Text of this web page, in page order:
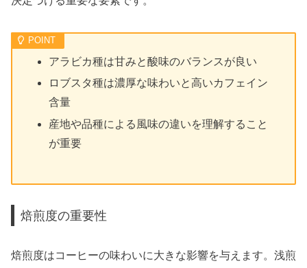
アラビカ種は甘みと酸味のバランスが良い
ロブスタ種は濃厚な味わいと高いカフェイン
含量
産地や品種による風味の違いを理解すること
が重要
焙煎度の重要性
焙煎度はコーヒーの味わいに大きな影響を与えます。浅煎